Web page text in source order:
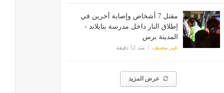
مقتل 7 أشخاص وإصابة آخرين في
إطلاق النار داخل مدرسة بتايلاند -
المدينة برس
غير مصنف منذ 52 دقيقة
عرض المزيد